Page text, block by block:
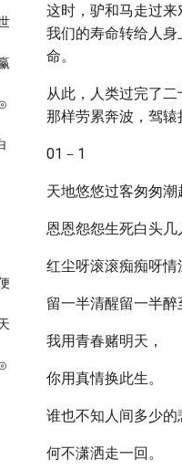
这时，驴和马走过
我们的寿命转给人
命。
从此，人类过完了
那样劳累奔波，驾
01－1
天地悠悠过客匆匆潮
恩恩怨怨生死白头几
红尘呀滚滚痴痴呀情
留一半清醒留一半醉
我用青春赌明天，
你用真情换此生。
谁也不知人间多少的
何不潇洒走一回。